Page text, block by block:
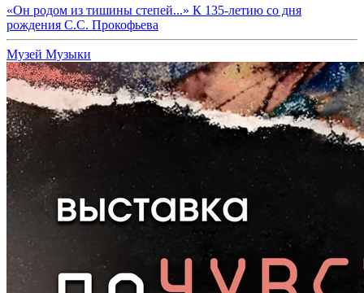
«Он родом из тишины степей...» К 135-летию со дня
рождения С.С. Прокофьева
Музей Музыки